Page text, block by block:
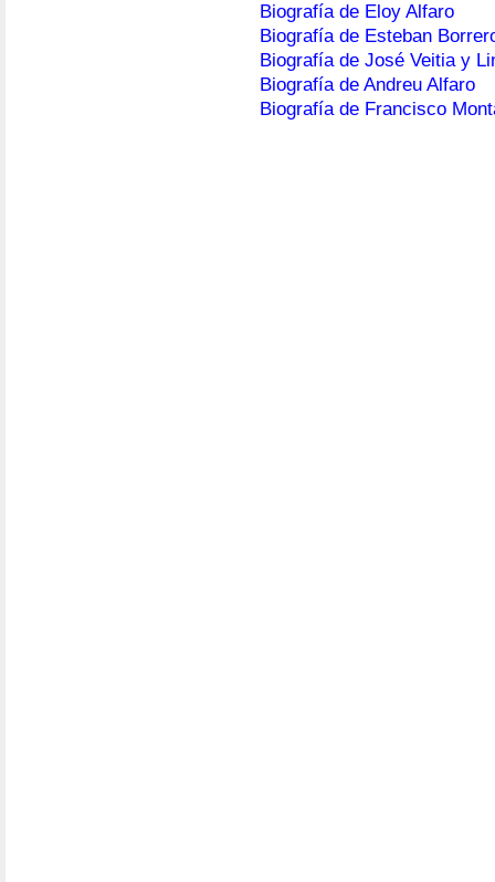
Biografía de Eloy Alfaro
Biografía de Esteban
Biografía de José Veitia y
Biografía de Andreu Alfaro
Biografía de Francisco